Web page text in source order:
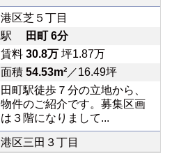
港区芝５丁目
駅
田町 6分
賃料 30.8万坪1.87万
面積 54.53m²／16.49坪
田町駅徒歩７分の立地から、
物件のご紹介です。募集区画
は３階になりまして...
港区三田３丁目